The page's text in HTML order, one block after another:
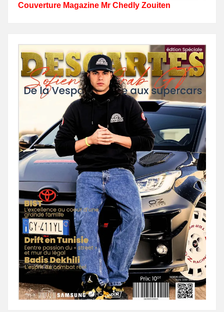
Couverture Magazine Mr Chedly Zouiten